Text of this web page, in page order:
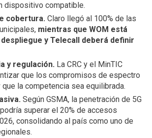
dispositivo compatible.
cobertura. Claro llegó al 100% de las
mientras que WOM está
y Telecall deberá definir
y regulación. La CRC y el MinTIC
que los compromisos de espectro
que la competencia sea equilibrada.
Según GSMA, la penetración de 5G
superar el 20% de accesos
consolidando al país como uno de